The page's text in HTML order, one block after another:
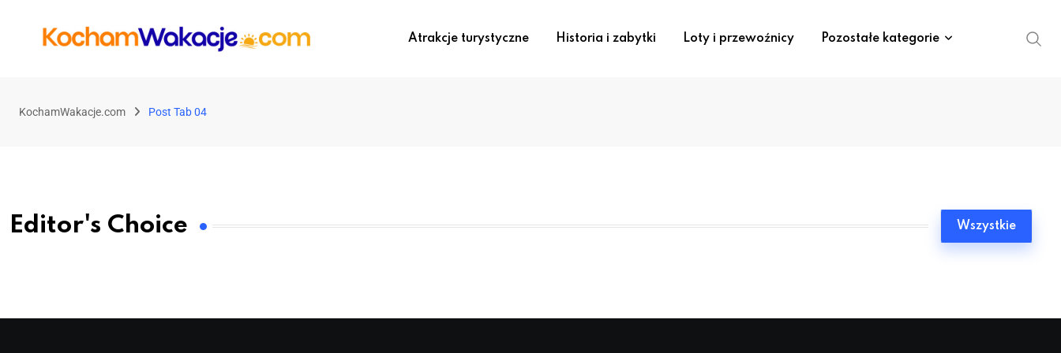
Atrakcje turystyczne Historia i zabytki Loty i przewoźnicy Pozostałe kategorie
KochamWakacje.com Post Tab 04
Editor's Choice Wszystkie